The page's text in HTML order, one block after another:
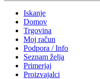
Iskanje
Domov
Trgovina
Moj račun
Podpora / Info
Seznam želja
Primerjaj
Proizvajalci